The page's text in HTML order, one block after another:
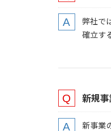
弊社で
確立す
新規
新事業